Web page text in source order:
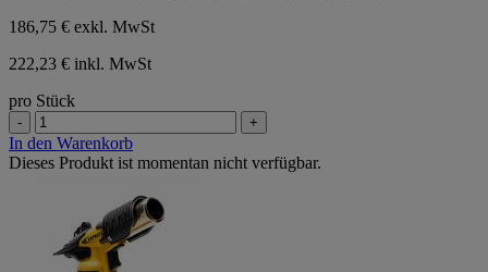
186,75 € exkl. MwSt
222,23 € inkl. MwSt
pro Stück
- +
In den Warenkorb
Dieses Produkt ist momentan nicht verfügbar.